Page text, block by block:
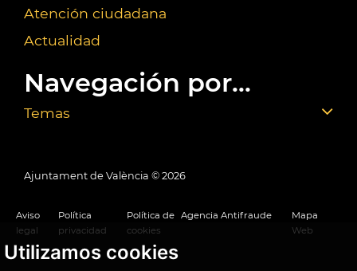
Utilizamos cookies
Atención ciudadana
Actualidad
Navegación por...
Temas
Ajuntament de València © 2026
Aviso
legal
Política
privacidad
Política de
cookies
Agencia Antifraude
Mapa
Web